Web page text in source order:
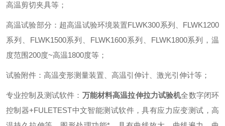
高温剪切夹具等 ；
高温试验部分 ： 超高温试验环境装置FLWK300系列、 FLWK1200
系列、 FLWK1500系列、 FLWK1600系列、 FLWK1800系列，温
度范围 200度~高温1800度等 ；
试验附件 ： 高温变形测量装置、高温引伸计、激光引伸计等 ；
专业控制及测试软件 ： 万能材料高温拉伸拉力试验机全数字闭环
控制器+FULETEST中文智能测试软件，具有应力应变测试，高